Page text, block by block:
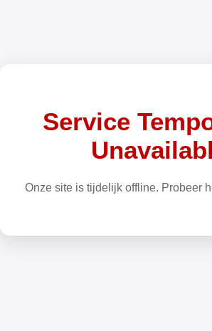
Service
Onze site is tijdelijk offline. Probeer